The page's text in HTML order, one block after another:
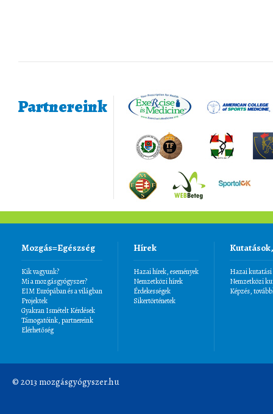
Partnereink
Mozgás=Egészség
Kik vagyunk?
Mi a mozgásgyógyszer?
EIM Európában és a világban
Projektek
Gyakran Ismételt Kérdések
Támogatóink, partnereink
Elérhetőség
Hírek
Hazai hírek, események
Nemzetközi hírek
Érdekességek
Sikertörténetek
Hazai kutatási
Nemzetközi
Képzés,
© 2013 mozgásgyógyszer.hu